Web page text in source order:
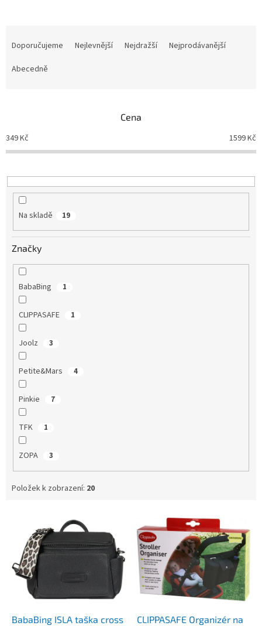
o
d
k
t
Doporučujeme Nejlevnější Nejdražší
Nejprodávanější
Abecedně
Cena
349Kč 1599Kč
Na skladě 19
Značky
BabaBing 1
CLIPPASAFE 1
Joolz 3
Petite&Mars 4
Pinkie 7
TFK 1
ZOPA 3
Položek k zobrazení: 20
BabaBing ISLA taška cross
CLIPPASAFE Organizér na